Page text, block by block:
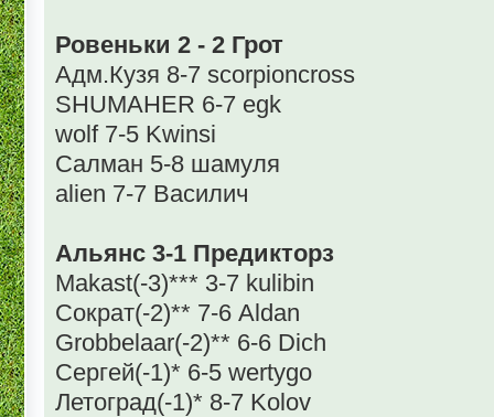
Ровеньки 2 - 2 Грот
Адм.Кузя 8-7 scorpioncross
SHUMAHER 6-7 egk
wolf 7-5 Kwinsi
Салман 5-8 шамуля
alien 7-7 Василич
Альянс 3-1 Предикторз
Makast(-3)*** 3-7 kulibin
Сократ(-2)** 7-6 Aldan
Grobbelaar(-2)** 6-6 Dich
Сергей(-1)* 6-5 wertygo
Летоград(-1)* 8-7 Kolov